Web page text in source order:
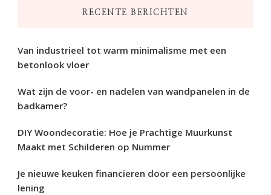
RECENTE BERICHTEN
Van industrieel tot warm minimalisme met een
betonlook vloer
Wat zijn de voor- en nadelen van wandpanelen in de
badkamer?
DIY Woondecoratie: Hoe je Prachtige Muurkunst
Maakt met Schilderen op Nummer
Je nieuwe keuken financieren door een persoonlijke
lening